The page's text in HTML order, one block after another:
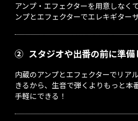
アンプ・エフェクターを用意しなく
ンプとエフェクターでエレキギター
② スタジオや出番の前に準備
内蔵のアンプとエフェクターでリア
きるから、生音で弾くよりもっと本
手軽にできる！